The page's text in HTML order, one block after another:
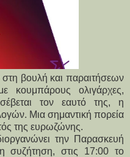
βουλή και παραιτήσεων
κουμπάρους ολιγάρχες,
τον εαυτό της, η
Μια σημαντική πορεία
της ευρωζώνης.
την Παρασκευή
συζήτηση, στις 17:00 το